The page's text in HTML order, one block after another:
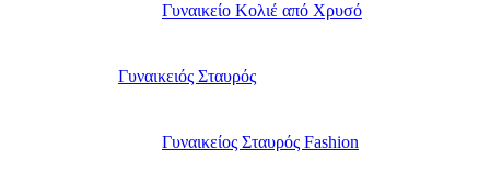
Γυναικείο Κολιέ από Χρυσό
Γυναικειός Σταυρός
Γυναικείος Σταυρός Fashion